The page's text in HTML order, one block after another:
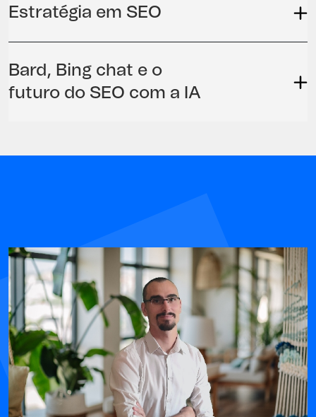
Estratégia em SEO
Bard, Bing chat e o
futuro do SEO com a IA